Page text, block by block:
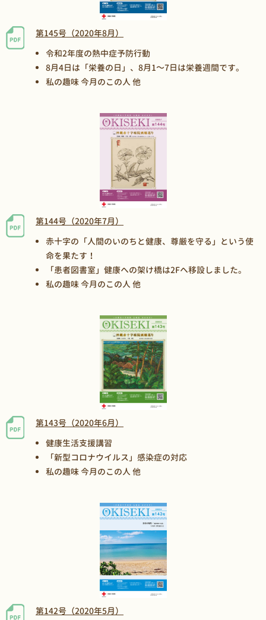
第145号（2020年8月）
令和2年度の熱中症予防行動
8月4日は「栄養の日」、8月1～7日は栄養週間です。
私の趣味 今月のこの人 他
第144号（2020年7月）
赤十字の「人間のいのちと健康、尊厳を守る」という使
命を果たす！
「患者図書室」健康への架け橋は2Fへ移設しました。
私の趣味 今月のこの人 他
第143号（2020年6月）
健康生活支援講習
「新型コロナウイルス」感染症の対応
私の趣味 今月のこの人 他
第142号（2020年5月）